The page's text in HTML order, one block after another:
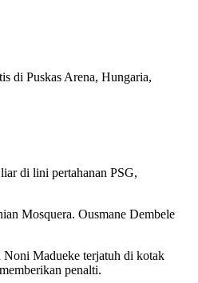
di Puskas Arena, Hungaria,
di lini pertahanan PSG,
Mosquera. Ousmane Dembele
Noni Madueke terjatuh di kotak
penalti.